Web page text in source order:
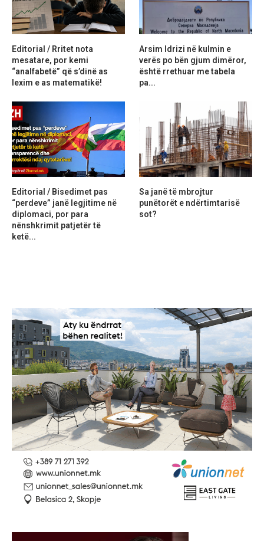
Editorial / Rritet nota
mesatare, por kemi
“analfabetë” që s’dinë as
lexim e as matematikë!
Arsim Idrizi në kulmin e
verës po bën gjum dimëror,
është rrethuar me tabela
pa...
Editorial / Bisedimet pas
“perdeve” janë legjitime në
diplomaci, por para
nënshkrimit patjetër të
ketë...
Sa janë të mbrojtur
punëtorët e ndërtimtarisë
sot?